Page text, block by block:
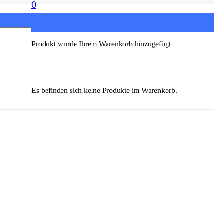
0
Produkt wurde Ihrem Warenkorb hinzugefügt.
Es befinden sich keine Produkte im Warenkorb.